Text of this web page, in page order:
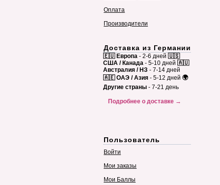
Оплата
Производители
Доставка из Германии
🇪🇺 Европа - 2-6 дней 🇺🇸
США / Канада - 5-10 дней 🇦🇺
Австралия / НЗ - 7-14 дней
🇦🇪 ОАЭ / Азия - 5-12 дней 🌍
Другие страны - 7-21 день
Подробнее о доставке →
Пользователь
Войти
Мои заказы
Мои Баллы